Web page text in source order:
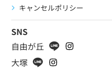
キャンセルポリシー
SNS
自由が丘
大塚